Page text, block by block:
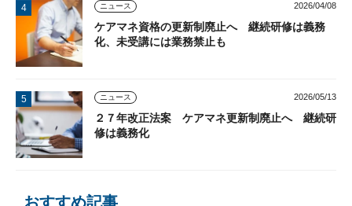
ニュース 2026/04/08
ケアマネ資格の更新制廃止へ 継続研修は義務
化、未受講には業務禁止も
ニュース 2026/05/13
２７年改正法案 ケアマネ更新制廃止へ 継続研
修は義務化
おすすめ記事